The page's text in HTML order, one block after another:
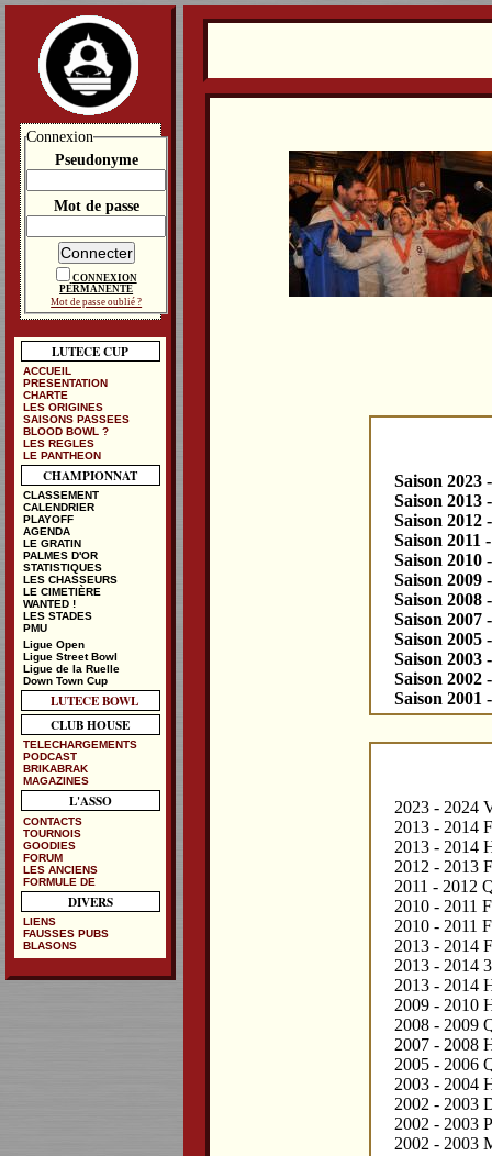
Saison 2023
Saison 2013
Saison 2012
Saison 2011
Saison 2010
Saison 2009
Saison 2008
Saison 2007
Saison 2005
Saison 2003
Saison 2002
Saison 2001
2023 - 2024
2013 - 2014
2013 - 2014
2012 - 2013
2011 - 2012
2010 - 2011
2010 - 2011
2013 - 2014
2013 - 2014
2013 - 2014
2009 - 2010
2008 - 2009
2007 - 2008
2005 - 2006
2003 - 2004
2002 - 2003
2002 - 2003
2002 - 2003
Connexion
Pseudonyme
Mot de passe
CONNEXION
PERMANENTE
Mot de passe oublié ?
LUTECE CUP
ACCUEIL
PRESENTATION
CHARTE
LES ORIGINES
SAISONS PASSEES
BLOOD BOWL ?
LES REGLES
LE PANTHEON
CHAMPIONNAT
CLASSEMENT
CALENDRIER
PLAYOFF
AGENDA
LE GRATIN
PALMES D'OR
STATISTIQUES
LES CHASSEURS
LE CIMETIÈRE
WANTED !
LES STADES
PMU
Ligue Open
Ligue Street Bowl
Ligue de la Ruelle
Down Town Cup
LUTECE BOWL
CLUB HOUSE
TELECHARGEMENTS
PODCAST
BRIKABRAK
MAGAZINES
L'ASSO
CONTACTS
TOURNOIS
GOODIES
FORUM
LES ANCIENS
FORMULE DE
DIVERS
LIENS
FAUSSES PUBS
BLASONS